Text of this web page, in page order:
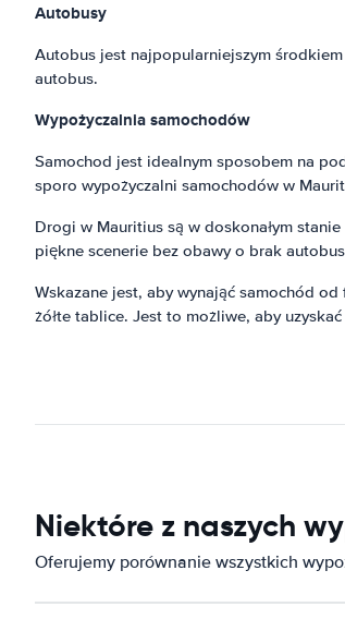
Autobusy
Autobus jest najpopularniejszym
autobus.
Wypożyczalnia samochodów
Samochod jest idealnym sposobem na
sporo wypożyczalni samochodów w
Drogi w Mauritius są w doskonałym
piękne scenerie bez obawy o brak
Wskazane jest, aby wynająć samochód
żółte tablice. Jest to możliwe, aby
Niektóre z naszych
Oferujemy porównanie wszystkich